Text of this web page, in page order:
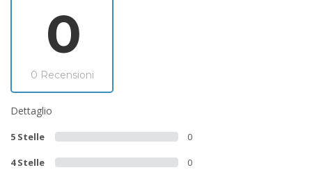
0
0 Recensioni
Dettaglio
5 Stelle 0
4 Stelle 0